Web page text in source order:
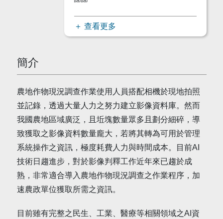
＋ 查看更多
簡介
農地作物現況調查作業使用人員搭配相機於現地拍照
並記錄，透過大量人力之努力建立影像資料庫。然而
我國農地區域廣泛，且坵塊數量眾多且劃分細碎，導
致獲取之影像資料數量龐大，若將其轉為可用於管理
系統操作之資訊，極度耗費人力與時間成本。目前AI
技術日趨進步，對於影像判釋工作近年來已趨於成
熟，非常適合導入農地作物現況調查之作業程序，加
速農政單位獲取所需之資訊。
目前雖有完整之民生、工業、醫療等相關領域之AI資